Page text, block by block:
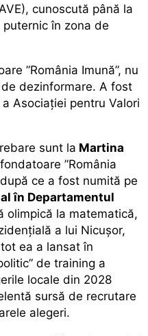
cunoscută până la
în zona de
”România Imună”, nu
dezinformare. A fost
Asociației pentru Valori
sunt la Martina
”România
ce a fost numită pe
în Departamentul
olimpică la matematică,
a lui Nicușor,
ea a lansat în
de training a
locale din 2028
sursă de recrutare
alegeri.